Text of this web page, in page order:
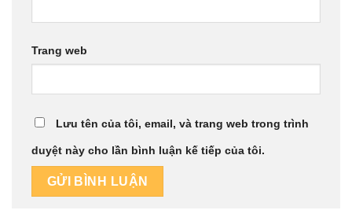
Trang web
Lưu tên của tôi, email, và trang web trong trình
duyệt này cho lần bình luận kế tiếp của tôi.